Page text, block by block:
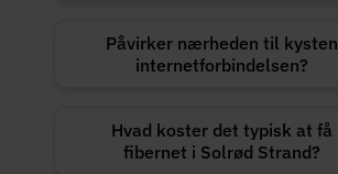
Påvirker nærheden til kysten
internetforbindelsen?
Hvad koster det typisk at få
fibernet i Solrød Strand?